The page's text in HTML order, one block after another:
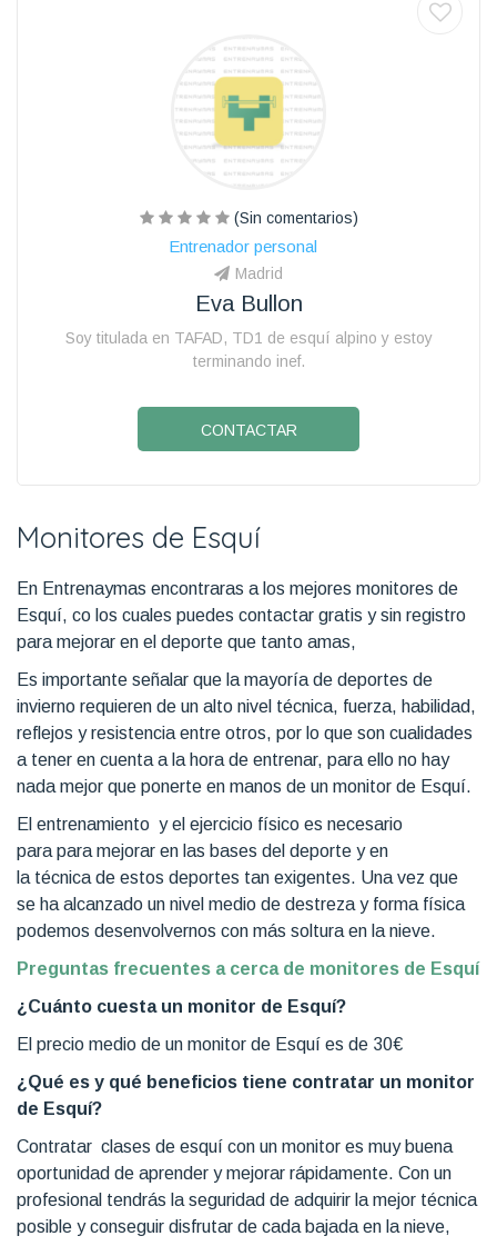
(Sin comentarios)
Entrenador personal
Madrid
Eva Bullon
Soy titulada en TAFAD, TD1 de esquí alpino y estoy
terminando inef.
CONTACTAR
Monitores de Esquí
En Entrenaymas encontraras a los mejores monitores de
Esquí, co los cuales puedes contactar gratis y sin registro
para mejorar en el deporte que tanto amas,
Es importante señalar que la mayoría de deportes de
invierno requieren de un alto nivel técnica, fuerza, habilidad,
reflejos y resistencia entre otros, por lo que son cualidades
a tener en cuenta a la hora de entrenar, para ello no hay
nada mejor que ponerte en manos de un monitor de Esquí.
El entrenamiento y el ejercicio físico es necesario
para para mejorar en las bases del deporte y en
la técnica de estos deportes tan exigentes. Una vez que
se ha alcanzado un nivel medio de destreza y forma física
podemos desenvolvernos con más soltura en la nieve.
Preguntas frecuentes a cerca de monitores de Esquí
¿Cuánto cuesta un monitor de Esquí?
El precio medio de un monitor de Esquí es de 30€
¿Qué es y qué beneficios tiene contratar un monitor
de Esquí?
Contratar clases de esquí con un monitor es muy buena
oportunidad de aprender y mejorar rápidamente. Con un
profesional tendrás la seguridad de adquirir la mejor técnica
posible y conseguir disfrutar de cada bajada en la nieve,